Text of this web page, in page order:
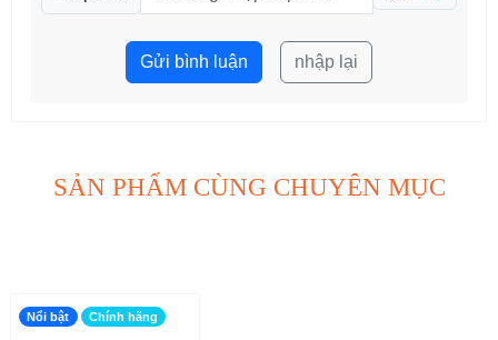
Gửi bình luận nhập lại
SẢN PHẨM CÙNG CHUYÊN MỤC
Nổi bật Chính hãng